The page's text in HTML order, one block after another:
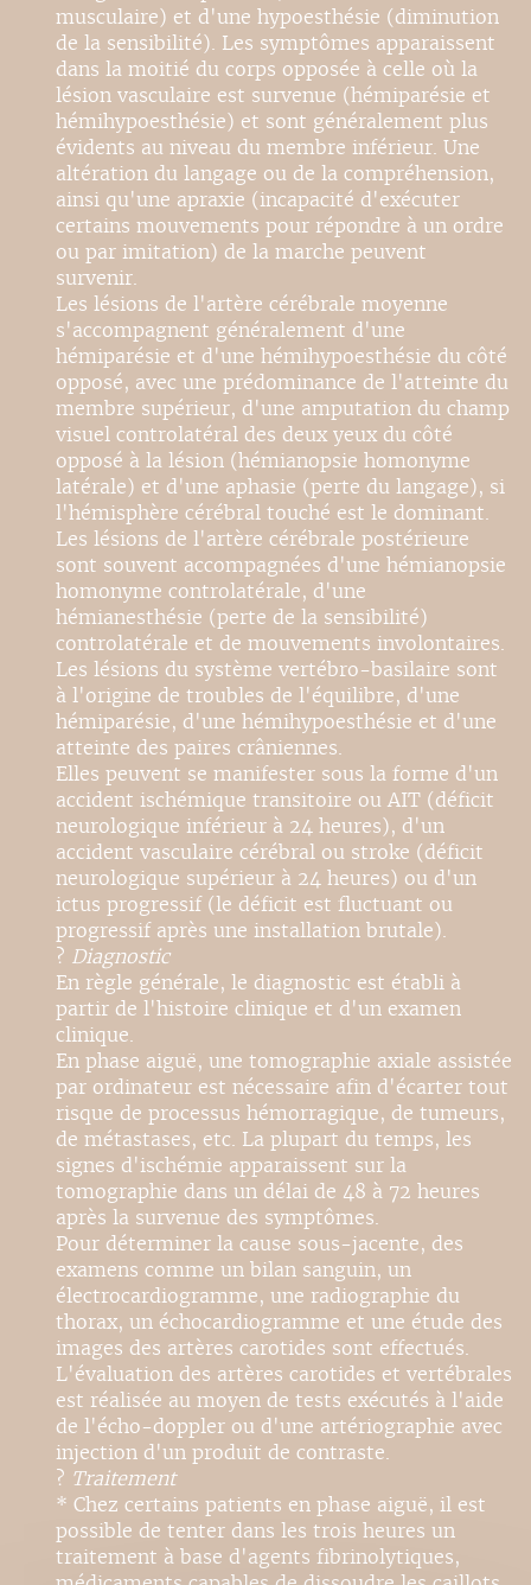
musculaire) et d'une hypoesthésie (diminution
de la sensibilité). Les symptômes apparaissent
dans la moitié du corps opposée à celle où la
lésion vasculaire est survenue (hémiparésie et
hémihypoesthésie) et sont généralement plus
évidents au niveau du membre inférieur. Une
altération du langage ou de la compréhension,
ainsi qu'une apraxie (incapacité d'exécuter
certains mouvements pour répondre à un ordre
ou par imitation) de la marche peuvent
survenir.
Les lésions de l'artère cérébrale moyenne
s'accompagnent généralement d'une
hémiparésie et d'une hémihypoesthésie du côté
opposé, avec une prédominance de l'atteinte du
membre supérieur, d'une amputation du champ
visuel controlatéral des deux yeux du côté
opposé à la lésion (hémianopsie homonyme
latérale) et d'une aphasie (perte du langage), si
l'hémisphère cérébral touché est le dominant.
Les lésions de l'artère cérébrale postérieure
sont souvent accompagnées d'une hémianopsie
homonyme controlatérale, d'une
hémianesthésie (perte de la sensibilité)
controlatérale et de mouvements involontaires.
Les lésions du système vertébro-basilaire sont
à l'origine de troubles de l'équilibre, d'une
hémiparésie, d'une hémihypoesthésie et d'une
atteinte des paires crâniennes.
Elles peuvent se manifester sous la forme d'un
accident ischémique transitoire ou AIT (déficit
neurologique inférieur à 24 heures), d'un
accident vasculaire cérébral ou stroke (déficit
neurologique supérieur à 24 heures) ou d'un
ictus progressif (le déficit est fluctuant ou
progressif après une installation brutale).
? Diagnostic
En règle générale, le diagnostic est établi à
partir de l'histoire clinique et d'un examen
clinique.
En phase aiguë, une tomographie axiale assistée
par ordinateur est nécessaire afin d'écarter tout
risque de processus hémorragique, de tumeurs,
de métastases, etc. La plupart du temps, les
signes d'ischémie apparaissent sur la
tomographie dans un délai de 48 à 72 heures
après la survenue des symptômes.
Pour déterminer la cause sous-jacente, des
examens comme un bilan sanguin, un
électrocardiogramme, une radiographie du
thorax, un échocardiogramme et une étude des
images des artères carotides sont effectués.
L'évaluation des artères carotides et vertébrales
est réalisée au moyen de tests exécutés à l'aide
de l'écho-doppler ou d'une artériographie avec
injection d'un produit de contraste.
? Traitement
* Chez certains patients en phase aiguë, il est
possible de tenter dans les trois heures un
traitement à base d'agents fibrinolytiques,